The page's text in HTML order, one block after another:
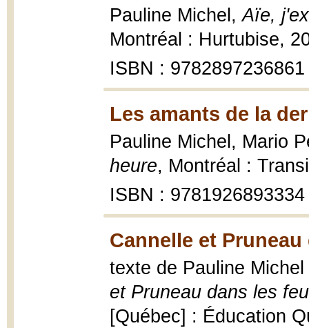
Pauline Michel,Aïe,
Montréal : Hurtubise,
ISBN : 9782897236861
Les amants de la
Pauline Michel, Mario
heure, Montréal :
ISBN : 9781926893334
Cannelle et
texte de Pauline
et Pruneau dans les
[Québec] : Éducation